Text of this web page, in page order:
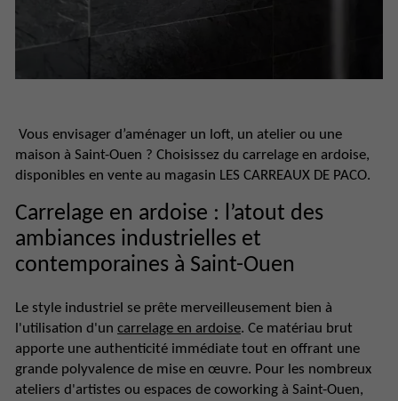
Vous envisager d’aménager un loft, un atelier ou une
maison à Saint-Ouen ? Choisissez du carrelage en ardoise,
disponibles en vente au magasin LES CARREAUX DE PACO.
Carrelage en ardoise : l’atout des
ambiances industrielles et
contemporaines à Saint-Ouen
Le style industriel se prête merveilleusement bien à
l'utilisation d'un carrelage en ardoise. Ce matériau brut
apporte une authenticité immédiate tout en offrant une
grande polyvalence de mise en œuvre. Pour les nombreux
ateliers d'artistes ou espaces de coworking à Saint-Ouen,